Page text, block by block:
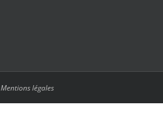
Mentions légales